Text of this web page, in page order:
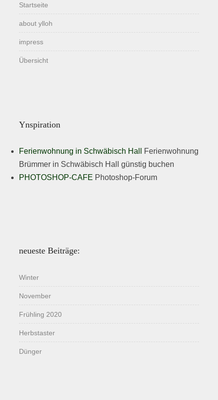
Startseite
about ylloh
impress
Übersicht
Ynspiration
Ferienwohnung in Schwäbisch Hall
Ferienwohnung
Brümmer in Schwäbisch Hall günstig buchen
PHOTOSHOP-CAFE Photoshop-Forum
neueste Beiträge:
Winter
November
Frühling 2020
Herbstaster
Dünger